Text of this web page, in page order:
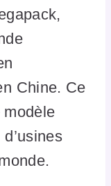
Chine. Ce